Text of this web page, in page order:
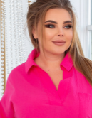
Немає в